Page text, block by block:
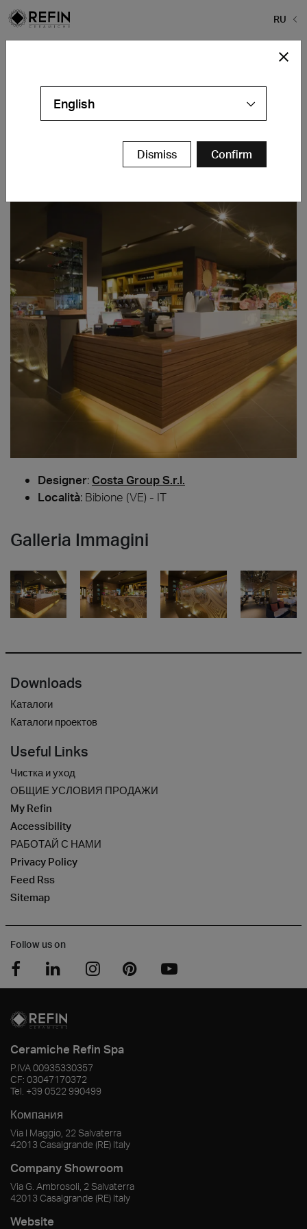
RU
Bibione (VE) - IT
Designer: Costa Group S.r.l.
Località: Bibione (VE) - IT
Galleria Immagini
Downloads
Каталоги
Каталоги проектов
Useful Links
Чистка и уход
ОБЩИЕ УСЛОВИЯ ПРОДАЖИ
My Refin
Accessibility
РАБОТАЙ С НАМИ
Privacy Policy
Feed Rss
Sitemap
Follow us on
Ceramiche Refin Spa
P.IVA00935330357
CF: 03047170372
Tel. +39 0522 990499
Компания
Via I Maggio, 22 Salvaterra
42013 Casalgrande (RE) Italy
Company Showroom
Via G. Ambrosoli, 2 Salvaterra
42013 Casalgrande (RE) Italy
Website
English
Dismiss Confirm